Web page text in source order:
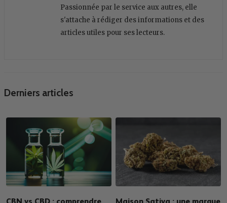
Passionnée par le service aux autres, elle
s'attache à rédiger des informations et des
articles utiles pour ses lecteurs.
Derniers articles